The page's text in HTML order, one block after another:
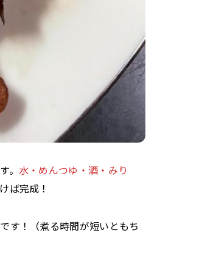
。 水・めんつゆ・酒・みり
ば完成！
す！（煮る時間が短いともち